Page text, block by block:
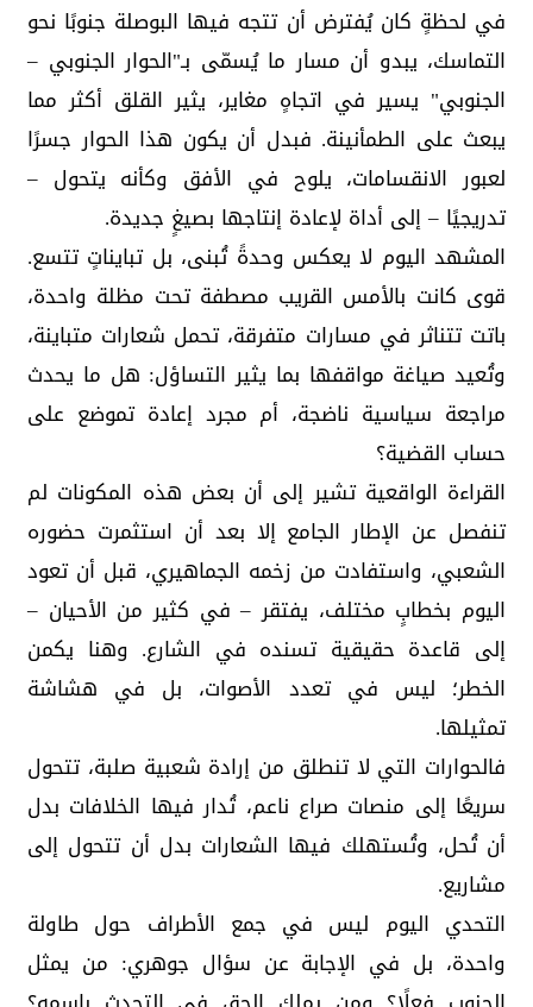
في لحظةٍ كان يُفترض أن تتجه فيها البوصلة جنوبًا نحو
التماسك، يبدو أن مسار ما يُسمّى بـ"الحوار الجنوبي –
الجنوبي" يسير في اتجاهٍ مغاير، يثير القلق أكثر مما
يبعث على الطمأنينة. فبدل أن يكون هذا الحوار جسرًا
لعبور الانقسامات، يلوح في الأفق وكأنه يتحول –
تدريجيًا – إلى أداة لإعادة إنتاجها بصيغٍ جديدة.
المشهد اليوم لا يعكس وحدةً تُبنى، بل تبايناتٍ تتسع.
قوى كانت بالأمس القريب مصطفة تحت مظلة واحدة،
باتت تتناثر في مسارات متفرقة، تحمل شعارات متباينة،
وتُعيد صياغة مواقفها بما يثير التساؤل: هل ما يحدث
مراجعة سياسية ناضجة، أم مجرد إعادة تموضع على
حساب القضية؟
القراءة الواقعية تشير إلى أن بعض هذه المكونات لم
تنفصل عن الإطار الجامع إلا بعد أن استثمرت حضوره
الشعبي، واستفادت من زخمه الجماهيري، قبل أن تعود
اليوم بخطابٍ مختلف، يفتقر – في كثير من الأحيان –
إلى قاعدة حقيقية تسنده في الشارع. وهنا يكمن
الخطر؛ ليس في تعدد الأصوات، بل في هشاشة
تمثيلها.
فالحوارات التي لا تنطلق من إرادة شعبية صلبة، تتحول
سريعًا إلى منصات صراع ناعم، تُدار فيها الخلافات بدل
أن تُحل، وتُستهلك فيها الشعارات بدل أن تتحول إلى
مشاريع.
التحدي اليوم ليس في جمع الأطراف حول طاولة
واحدة، بل في الإجابة عن سؤال جوهري: من يمثل